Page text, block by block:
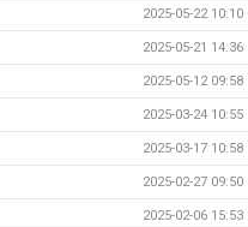
2025-05-22 10:10
2025-05-21 14:36
2025-05-12 09:58
2025-03-24 10:55
2025-03-17 10:58
2025-02-27 09:50
2025-02-06 15:53